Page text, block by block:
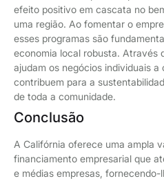
efeito positivo em cascata no
uma região. Ao fomentar o
esses programas são
economia local robusta. Através
ajudam os negócios individuais a
contribuem para a
de toda a comunidade.
Conclusão
A Califórnia oferece uma ampla
financiamento empresarial que
e médias empresas,